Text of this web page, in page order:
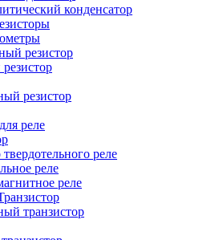
конденсатор
резистор
резистор
реле
реле
реле
реле
транзистор